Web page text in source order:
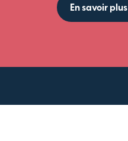
En savoir plus